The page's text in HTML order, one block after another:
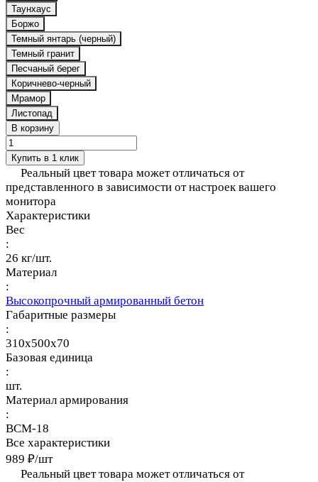
Таунхаус
Боржо
Темный янтарь (черный)
Темный гранит
Песчаный берег
Коричнево-черный
Мрамор
Листопад
В корзину
Купить в 1 клик
Реальный цвет товара может отличаться от
представленного в зависимости от настроек вашего
монитора
Характеристики
Вес
:
26 кг/шт.
Материал
:
Высокопрочный армированный бетон
Габаритные размеры
:
310x500x70
Базовая единица
:
шт.
Материал армирования
:
ВСМ-18
Все характеристики
989 ₽/шт
Реальный цвет товара может отличаться от